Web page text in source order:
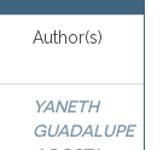
Author(s)
YANETH
GUADALUPE